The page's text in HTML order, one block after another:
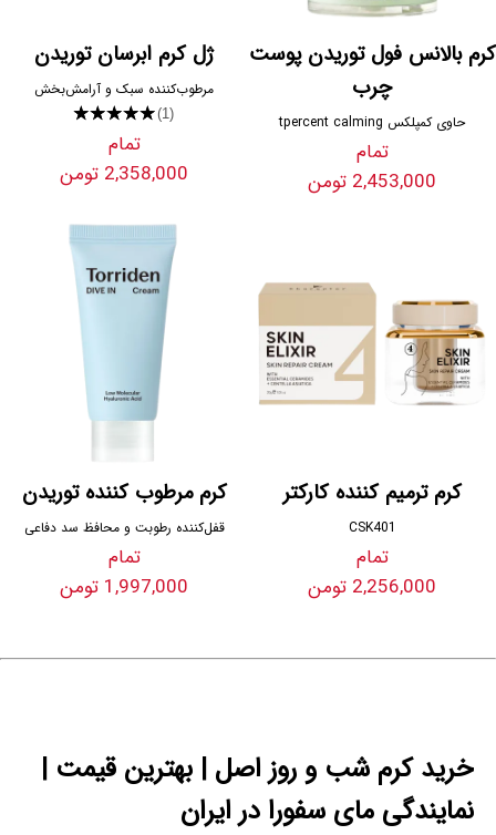
کرم بالانس فول توریدن پوست
چرب
حاوی کمپلکس tpercent calming
تمام
2,453,000 تومن
ژل کرم ابرسان توریدن
مرطوب‌کننده سبک و آرامش‌بخش
★★★★★(1)
تمام
2,358,000 تومن
کرم ترمیم کننده کارکتر
CSK401
تمام
2,256,000 تومن
کرم مرطوب کننده توریدن
قفل‌کننده رطوبت و محافظ سد دفاعی
تمام
1,997,000 تومن
خرید کرم شب و روز اصل | بهترین قیمت |
نمایندگی مای سفورا در ایران